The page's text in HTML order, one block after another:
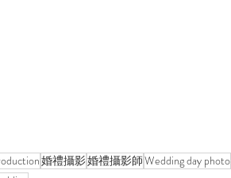
婚禮攝影婚禮攝影師Wedding day photo